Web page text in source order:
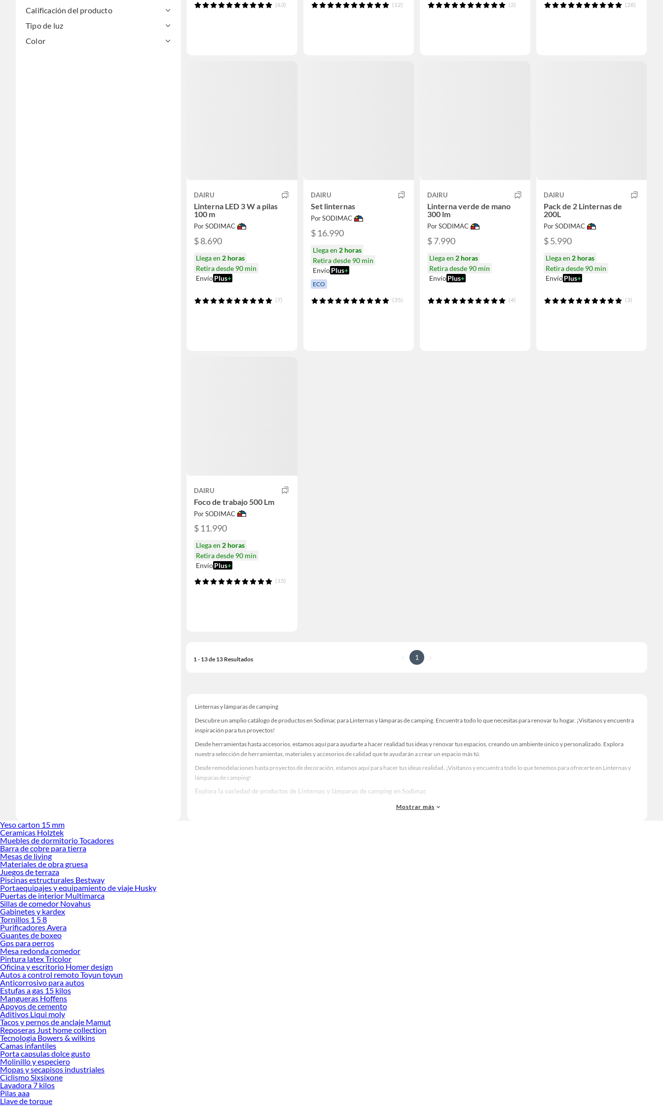
Calificación del producto
Tipo de luz
Color
(63) (12) (2) (28)
DAIRU
Linterna LED 3 W a pilas
100 m
Por SODIMAC
$ 8.690
Llega en 2 horas
Retira desde 90 min
EnvíoPlus+
(7)
DAIRU
Set linternas
Por SODIMAC
$ 16.990
Llega en 2 horas
Retira desde 90 min
Envío Plus+
ECO
(35)
DAIRU
Linterna verde de mano
300 lm
Por SODIMAC
$ 7.990
Llega en 2 horas
Retira desde 90 min
EnvíoPlus+
(4)
DAIRU
Pack de 2 Linternas de
200L
Por SODIMAC
$ 5.990
Llega en 2 horas
Retira desde 90 min
EnvíoPlus+
(3)
DAIRU
Foco de trabajo 500 Lm
Por SODIMAC
$ 11.990
Llega en 2 horas
Retira desde 90 min
EnvíoPlus+
(15)
1 - 13 de 13 Resultados 1
Linternas y lámparas de camping
Descubre un amplio catálogo de productos en Sodimac para Linternas y lámparas de camping. Encuentra todo lo que necesitas para renovar tu hogar. ¡Visítanos y encuentra
inspiración para tus proyectos!
Desde herramientas hasta accesorios, estamos aquí para ayudarte a hacer realidad tus ideas y renovar tus espacios, creando un ambiente único y personalizado. Explora
nuestra selección de herramientas, materiales y accesorios de calidad que te ayudarán a crear un espacio más tú.
Desde remodelaciones hasta proyectos de decoración, estamos aquí para hacer tus ideas realidad. ¡Visítanos y encuentra todo lo que tenemos para ofrecerte en Linternas y
lámparas de camping!
Explora la variedad de productos de Linternas y lámparas de camping en Sodimac
Herramientas, materiales y accesorios de calidad para tus proyectos y renovación de espacios. ¡Visítanos y descubre todo lo que tenemos para ofrecerte!
Mostrar más
Yeso carton 15 mm
Ceramicas Holztek
Muebles de dormitorio Tocadores
Barra de cobre para tierra
Mesas de living
Materiales de obra gruesa
Juegos de terraza
Piscinas estructurales Bestway
Portaequipajes y equipamiento de viaje Husky
Puertas de interior Multimarca
Sillas de comedor Novahus
Gabinetes y kardex
Tornillos 1 5 8
Purificadores Avera
Guantes de boxeo
Gps para perros
Mesa redonda comedor
Pintura latex Tricolor
Oficina y escritorio Homer design
Autos a control remoto Toyun toyun
Anticorrosivo para autos
Estufas a gas 15 kilos
Mangueras Hoffens
Apoyos de cemento
Aditivos Liqui moly
Tacos y pernos de anclaje Mamut
Reposeras Just home collection
Tecnologia Bowers & wilkins
Camas infantiles
Porta capsulas dolce gusto
Molinillo y especiero
Mopas y secapisos industriales
Ciclismo Sixsixone
Lavadora 7 kilos
Pilas aaa
Llave de torque